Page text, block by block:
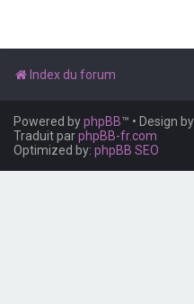
Index du forum
Powered byphpBB™ • Design by
Traduit parphpBB-fr.com
Optimized by: phpBB SEO